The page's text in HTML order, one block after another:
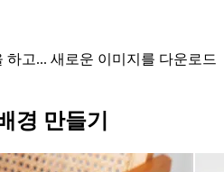
하고... 새로운 이미지를 다운로드
경 만들기